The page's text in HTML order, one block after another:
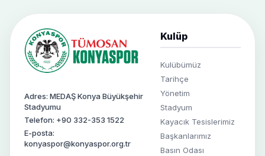
Adres: MEDAŞ Konya Büyükşehir
Stadyumu
Telefon: +90 332-353 1522
E-posta:
konyaspor@konyaspor.org.tr
Kulüp
Kulübümüz
Tarihçe
Yönetim
Stadyum
Kayacık Tesislerimiz
Başkanlarımız
Basın Odası